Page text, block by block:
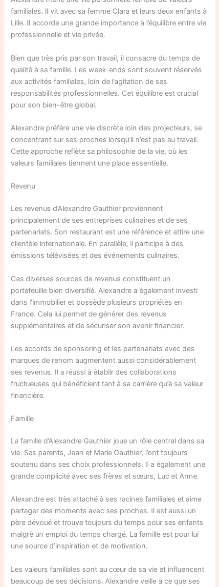
familiales. Il vit avec sa femme Clara et leurs deux enfants à
Lille. Il accorde une grande importance à l’équilibre entre vie
professionnelle et vie privée.
Bien que très pris par son travail, il consacre du temps de
qualité à sa famille. Les week-ends sont souvent réservés
aux activités familiales, loin de l’agitation de ses
responsabilités professionnelles. Cet équilibre est crucial
pour son bien-être global.
Alexandre préfère une vie discrète loin des projecteurs, se
concentrant sur ses proches lorsqu’il n’est pas au travail.
Cette approche reflète sa philosophie de la vie, où les
valeurs familiales tiennent une place essentielle.
Revenu
Les revenus d’Alexandre Gauthier proviennent
principalement de ses entreprises culinaires et de ses
partenariats. Son restaurant est une référence et attire une
clientèle internationale. En parallèle, il participe à des
émissions télévisées et des événements culinaires.
Ces diverses sources de revenus constituent un
portefeuille bien diversifié. Alexandre a également investi
dans l’immobilier et possède plusieurs propriétés en
France. Cela lui permet de générer des revenus
supplémentaires et de sécuriser son avenir financier.
Les accords de sponsoring et les partenariats avec des
marques de renom augmentent aussi considérablement
ses revenus. Il a réussi à établir des collaborations
fructueuses qui bénéficient tant à sa carrière qu’à sa valeur
financière.
Famille
La famille d’Alexandre Gauthier joue un rôle central dans sa
vie. Ses parents, Jean et Marie Gauthier, l’ont toujours
soutenu dans ses choix professionnels. Il a également une
grande complicité avec ses frères et sœurs, Luc et Anne.
Alexandre est très attaché à ses racines familiales et aime
partager des moments avec ses proches. Il est aussi un
père dévoué et trouve toujours du temps pour ses enfants
malgré un emploi du temps chargé. La famille est pour lui
une source d’inspiration et de motivation.
Les valeurs familiales sont au cœur de sa vie et influencent
beaucoup de ses décisions. Alexandre veille à ce que ses